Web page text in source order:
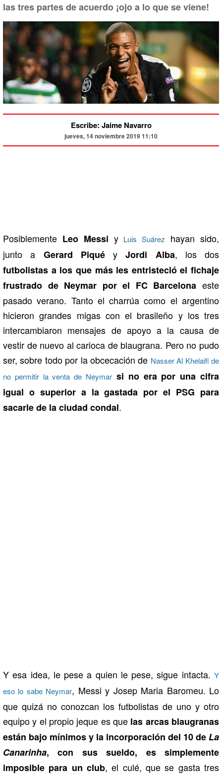
las tres partes de acuerdo ¡ojo a lo que se viene!
Escribe: Jaime Navarro
jueves, 14 noviembre 2019 11:10
Posiblemente Leo Messi y Luis Suárez
hayan sido,
junto a Gerard PiquéyJordi Alba, los dos
futbolistas a los que más les entristeció el fichaje
frustrado de Neymar por el FC Barcelona este
pasado verano. Tanto el charrúa como el argentino
hicieron grandes migas con el brasileño y los tres
intercambiaron mensajes de apoyo a la causa de
vestir de nuevo al carioca de blaugrana. Pero no pudo
ser, sobre todo por la obcecación de Nasser Al Khelaifi de
no permitir la venta de Neymar si no era por una cifra
igual o superior a la gastada por el PSG para
sacarle de la ciudad condal.
Y esa idea, le pese a quien le pese, sigue intacta. Y
eso lo sabe Neymar, Messi y Josep Maria Baromeu. Lo
que quizá no conozcan los futbolistas de uno y otro
equipo y el propio jeque es que las arcas blaugranas
están bajo mínimos y la incorporación del 10 deLa
Canarinha, con sus sueldo, es simplemente
imposible para un club, el culé, que se gasta tres